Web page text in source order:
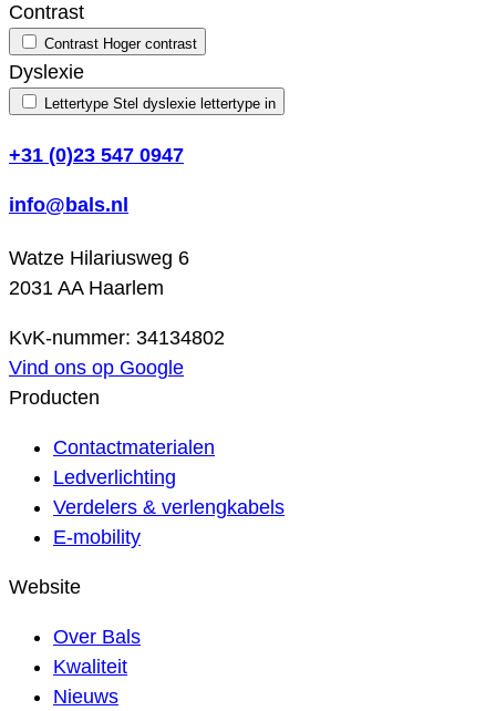
Contrast
Contrast Hoger contrast
Dyslexie
Lettertype Stel dyslexie lettertype in
+31 (0)23 547 0947
info@bals.nl
Watze Hilariusweg 6
2031 AA Haarlem
KvK-nummer: 34134802
Vind ons op Google
Producten
Contactmaterialen
Ledverlichting
Verdelers & verlengkabels
E-mobility
Website
Over Bals
Kwaliteit
Nieuws